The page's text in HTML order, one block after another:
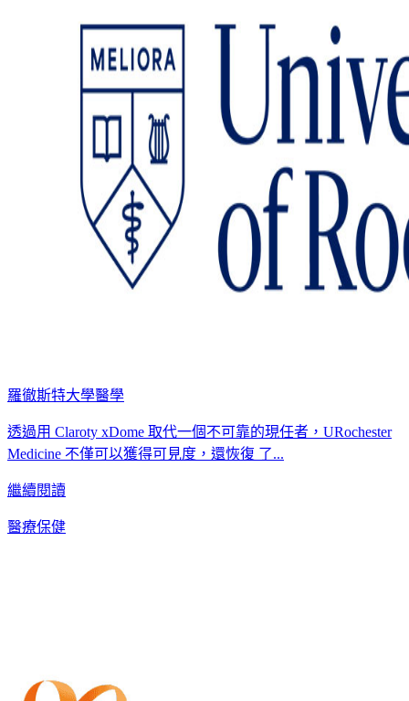
羅徹斯特大學醫學
透過用 Claroty xDome 取代一個不可靠的現任者，URochester
Medicine 不僅可以獲得可見度，還恢復 了...
繼續閱讀
醫療保健